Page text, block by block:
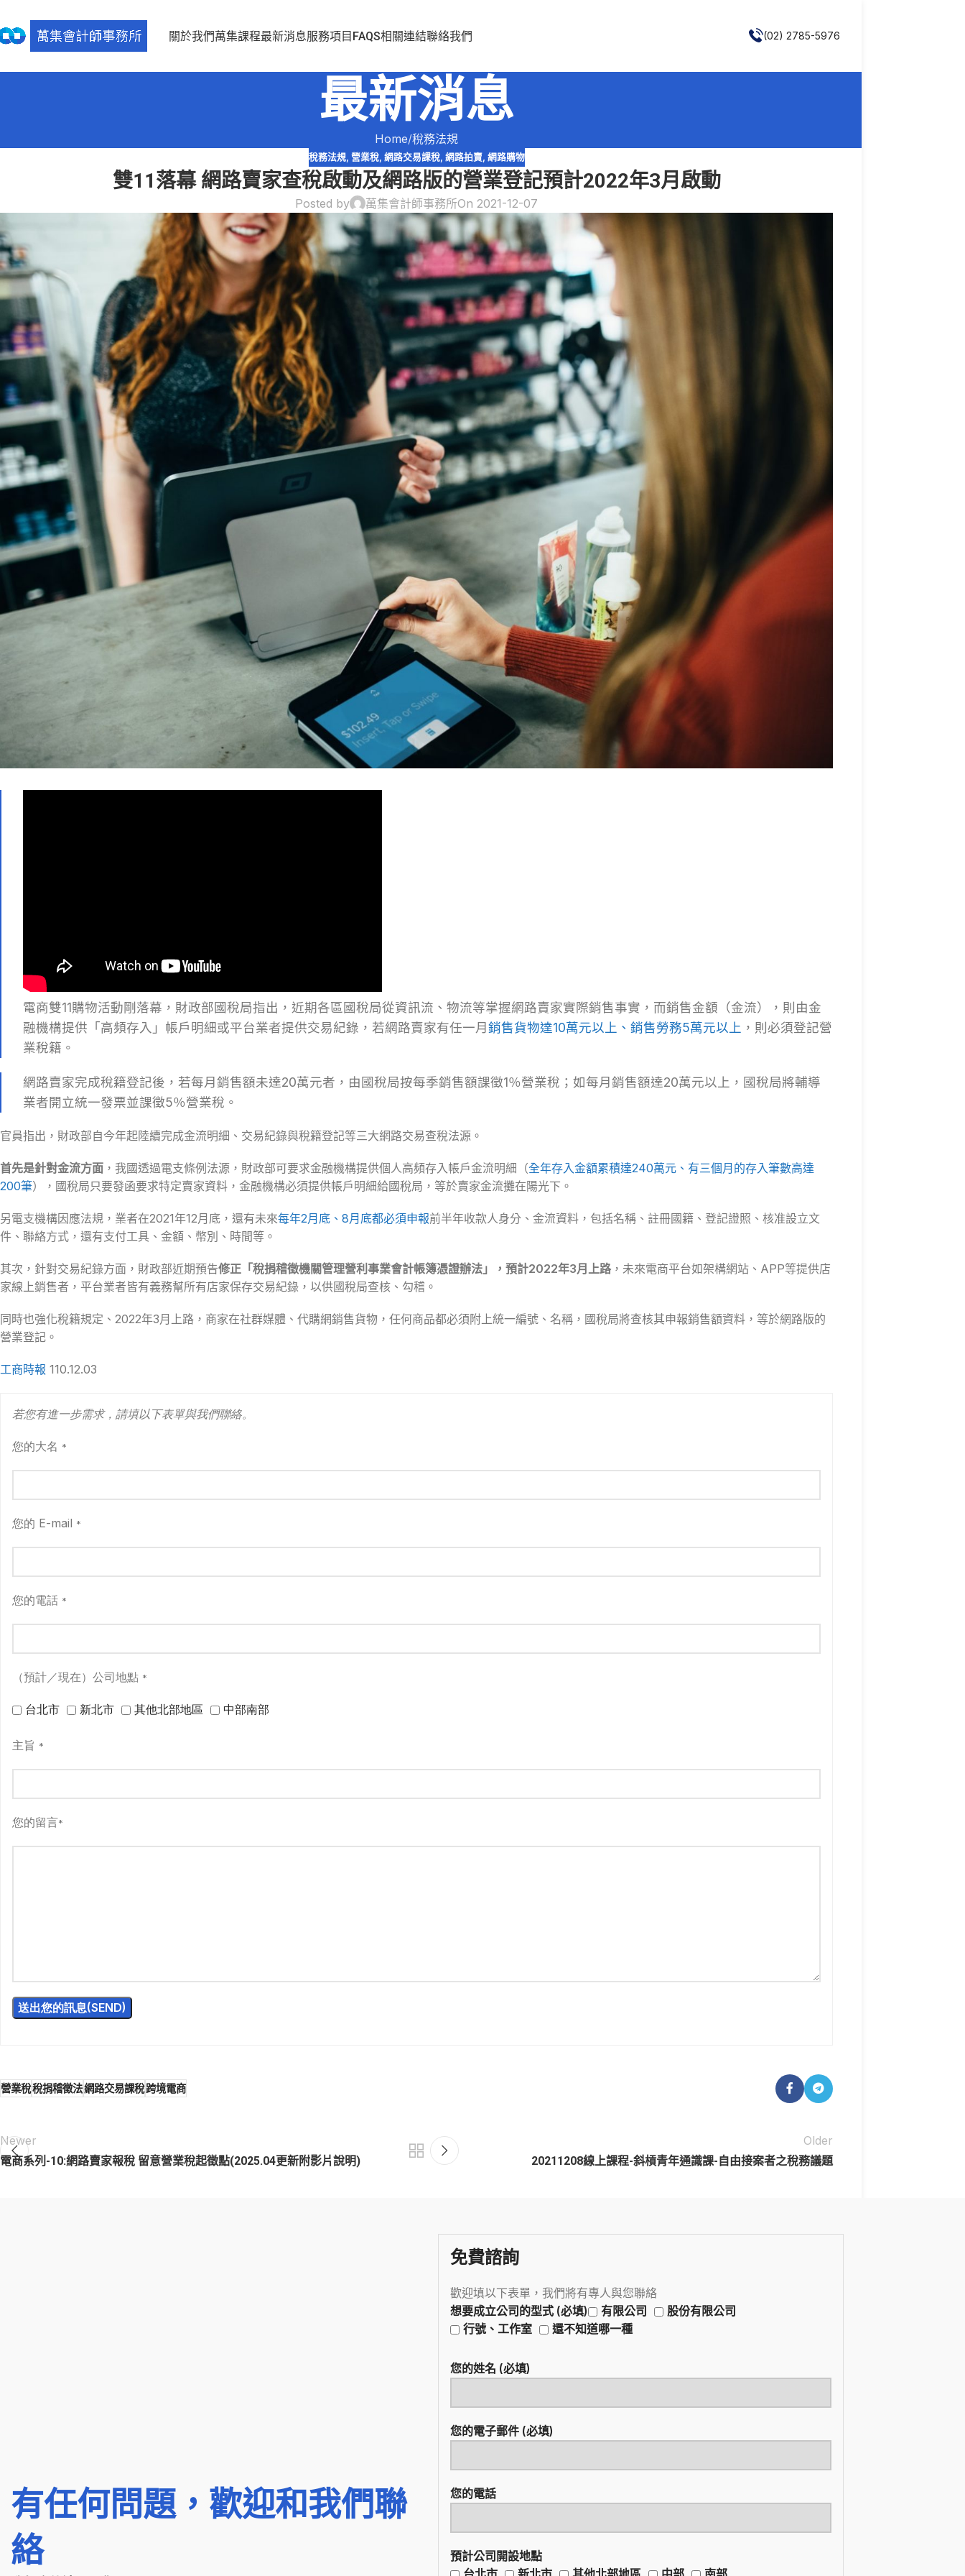
關於我們萬集課程最新消息服務項目 FAQS相關連結聯絡我們 (02) 2785-5976
最新消息
Home 稅務法規
稅務法規, 營業稅, 網路交易課稅, 網路拍賣, 網路購物
雙11落幕 網路賣家查稅啟動及網路版的營業登記預計2022年3月啟動
Posted by 萬集會計師事務所On 2021-12-07
電商雙11購物活動剛落幕，財政部國稅局指出，近期各區國稅局從資訊流、物流等掌握網路賣家實際銷售事實，而銷售金額（金流），則由金
融機構提供「高頻存入」帳戶明細或平台業者提供交易紀錄，若網路賣家有任一月 銷售貨物達10萬元以上、銷售勞務5萬元以上 ，則必須登記營
業稅籍。
網路賣家完成稅籍登記後，若每月銷售額未達20萬元者，由國稅局按每季銷售額課徵1％營業稅；如每月銷售額達20萬元以上，國稅局將輔導
業者開立統一發票並課徵5％營業稅。
官員指出，財政部自今年起陸續完成金流明細、交易紀錄與稅籍登記等三大網路交易查稅法源。
首先是針對金流方面 ，我國透過電支條例法源，財政部可要求金融機構提供個人高頻存入帳戶金流明細（全年存入金額累積達240萬元、有三個月的存入筆數高達
200筆），國稅局只要發函要求特定賣家資料，金融機構必須提供帳戶明細給國稅局，等於賣家金流攤在陽光下。
另電支機構因應法規，業者在2021年12月底，還有未來每年2月底、8月底都必須申報前半年收款人身分、金流資料，包括名稱、註冊國籍、登記證照、核准設立文
件、聯絡方式，還有支付工具、金額、幣別、時間等。
其次，針對交易紀錄方面，財政部近期預告修正「稅捐稽徵機關管理營利事業會計帳簿憑證辦法」，預計2022年3月上路 ，未來電商平台如架構網站、APP等提供店
家線上銷售者，平台業者皆有義務幫所有店家保存交易紀錄，以供國稅局查核、勾稽。
同時也強化稅籍規定、2022年3月上路，商家在社群媒體、代購網銷售貨物，任何商品都必須附上統一編號、名稱，國稅局將查核其申報銷售額資料，等於網路版的
營業登記。
工商時報 110.12.03
若您有進一步需求，請填以下表單與我們聯絡。
您的大名 *
您的 E-mail *
您的電話 *
（預計／現在）公司地點 *
台北市 新北市 其他北部地區 中部南部
主旨 *
您的留言*
營業稅稅捐稽徵法網路交易課稅跨境電商
Newer
電商系列-10:網路賣家報稅 留意營業稅起徵點(2025.04更新附影片說明)
Older
20211208線上課程-斜槓青年通識課-自由接案者之稅務議題
有任何問題，歡迎和我們聯
絡
免費諮詢
歡迎填以下表單，我們將有專人與您聯絡
想要成立公司的型式 (必填)
有限公司
股份有限公司
行號、工作室
還不知道哪一種
您的姓名 (必填)
您的電子郵件 (必填)
您的電話
預計公司開設地點